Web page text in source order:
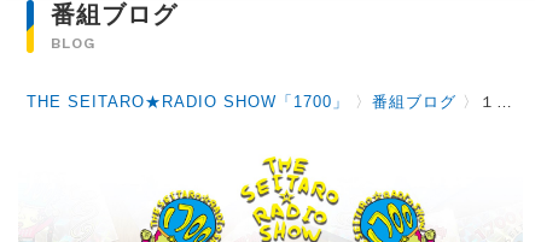
番組ブログ
BLOG
THE SEITARO★RADIO SHOW「1700」 〉番組ブログ 〉 １０月２日（水）